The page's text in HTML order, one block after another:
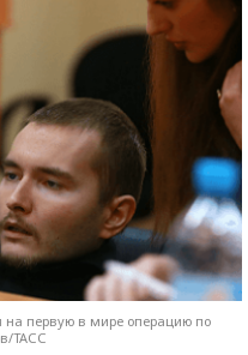
первую в мире операцию по
ТАСС